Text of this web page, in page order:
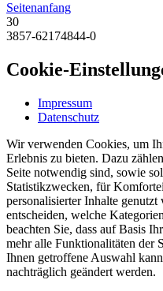
Seitenanfang
30
3857-62174844-0
Cookie-
Impressum
Datenschutz
Wir verwenden Cookies, um
Erlebnis zu bieten. Dazu
Seite notwendig sind, sowie
Statistikzwecken, für
personalisierter Inhalte genutzt
entscheiden, welche
beachten Sie, dass auf Basis
mehr alle Funktionalitäten der
Ihnen getroffene Auswahl
nachträglich geändert werden.